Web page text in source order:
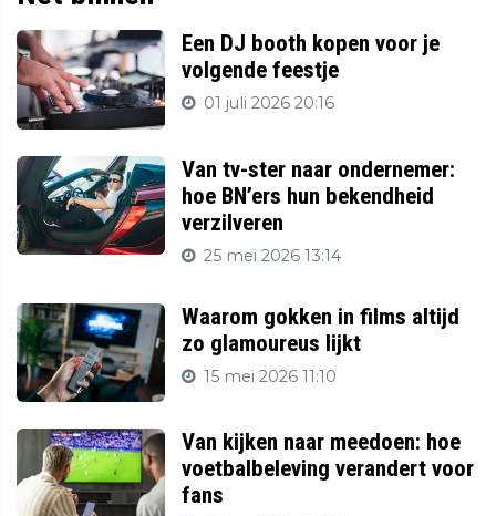
Een DJ booth kopen voor je
volgende feestje
01 juli 2026 20:16
Van tv-ster naar ondernemer:
hoe BN’ers hun bekendheid
verzilveren
25 mei 2026 13:14
Waarom gokken in films altijd
zo glamoureus lijkt
15 mei 2026 11:10
Van kijken naar meedoen: hoe
voetbalbeleving verandert voor
fans